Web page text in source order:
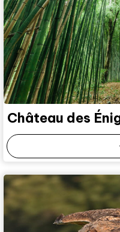
Château des